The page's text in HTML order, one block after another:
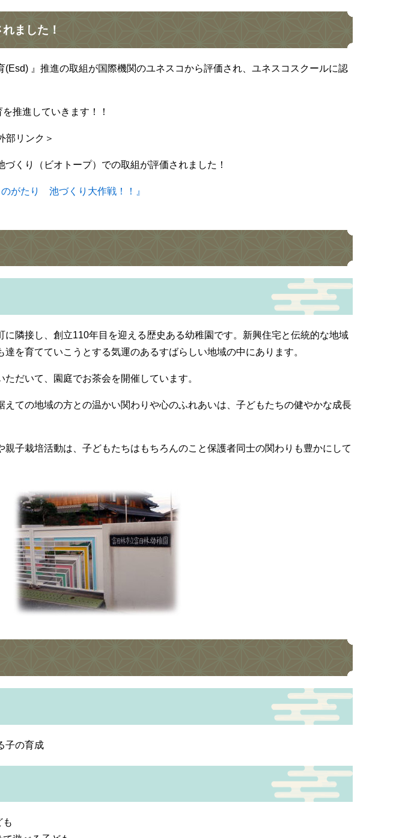
ました！
』推進の取組が国際機関のユネスコから評価され、ユネスコスクールに認
推進していきます！！
部リンク＞
くり（ビオトープ）での取組が評価されました！
のがたり 池づくり大作戦！！』
隣接し、創立110年目を迎える歴史ある幼稚園です。新興住宅と伝統的な地域
を育てていこうとする気運のあるすばらしい地域の中にあります。
だいて、園庭でお茶会を開催しています。
ての地域の方との温かい関わりや心のふれあいは、子どもたちの健やかな成長
親子栽培活動は、子どもたちはもちろんのこと保護者同士の関わりも豊かにして
子の育成